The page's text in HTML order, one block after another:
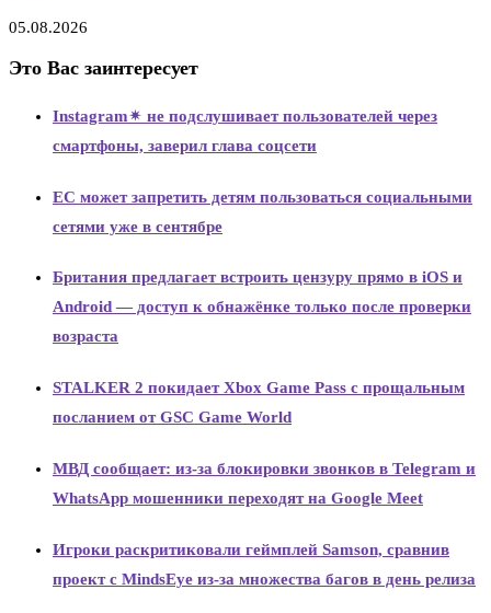
05.08.2026
Это Вас заинтересует
Instagram✴ не подслушивает пользователей через
смартфоны, заверил глава соцсети
ЕС может запретить детям пользоваться социальными
сетями уже в сентябре
Британия предлагает встроить цензуру прямо в iOS и
Android — доступ к обнажёнке только после проверки
возраста
STALKER 2 покидает Xbox Game Pass с прощальным
посланием от GSC Game World
МВД сообщает: из-за блокировки звонков в Telegram и
WhatsApp мошенники переходят на Google Meet
Игроки раскритиковали геймплей Samson, сравнив
проект с MindsEye из-за множества багов в день релиза